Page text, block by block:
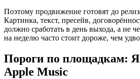
Поэтому продвижение готовят до
Картинка, текст, пресейв,
должно сработать в день выхода, а не
на неделю часто стоит дороже, чем
Пороги по площадкам:
Apple Music